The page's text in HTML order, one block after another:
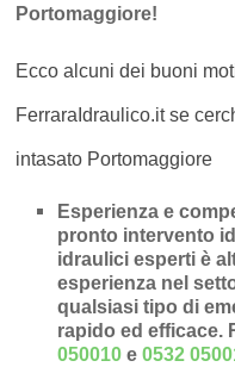
Portomaggiore!
Ecco alcuni dei buoni
FerraraIdraulico.it se
intasato Portomaggiore
Esperienza e
pronto intervento
idraulici esperti è
esperienza nel
qualsiasi tipo di
rapido ed efficace.
050010 e0532